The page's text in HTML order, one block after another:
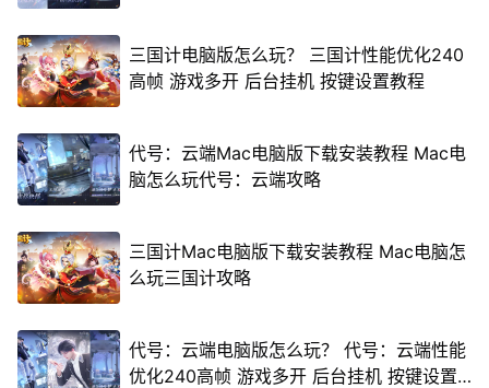
三国计电脑版怎么玩？ 三国计性能优化240
高帧 游戏多开 后台挂机 按键设置教程
代号：云端Mac电脑版下载安装教程 Mac电
脑怎么玩代号：云端攻略
三国计Mac电脑版下载安装教程 Mac电脑怎
么玩三国计攻略
代号：云端电脑版怎么玩？ 代号：云端性能
优化240高帧 游戏多开 后台挂机 按键设置